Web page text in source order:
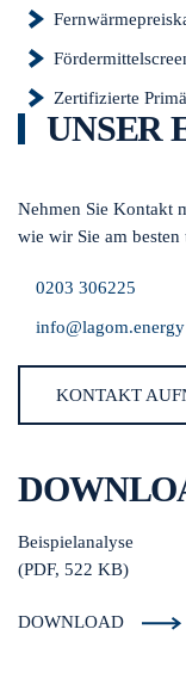
Zertifizierte
UNSER
Nehmen Sie Kontakt
wie wir Sie am
0203 306225
info@lagom.energy
KONTAKT
Beispielanalyse
(PDF, 522 KB)
DOWNLOAD